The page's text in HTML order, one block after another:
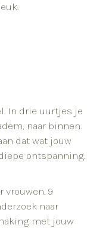
In drie uurtjes je
naar binnen.
dat wat jouw
ontspanning.
vrouwen. 9
naar
met jouw